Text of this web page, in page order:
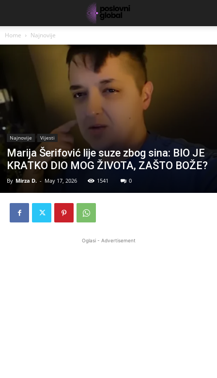
Home Najnovije
Najnovije Vijesti
Marija Šerifović lije suze zbog sina: BIO JE
KRATKO DIO MOG ŽIVOTA, ZAŠTO BOŽE?
By Mirza D. - May 17, 2026 1541 0
Oglasi - Advertisement